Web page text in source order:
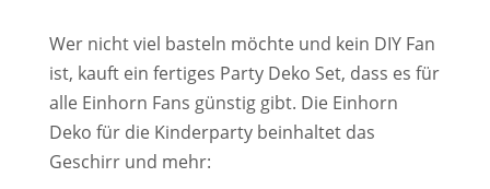
Wer nicht viel basteln möchte und kein DIY Fan
ist, kauft ein fertiges Party Deko Set, dass es für
alle Einhorn Fans günstig gibt. Die Einhorn
Deko für die Kinderparty beinhaltet das
Geschirr und mehr: